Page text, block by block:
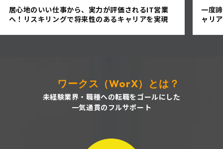
居心地のいい仕事から、実力が評価されるIT営業
へ！リスキリングで将来性のあるキャリアを実現
一度
ャリ
ワークス（WorX）とは？
未経験業界・職種への転職をゴールにした
一気通貫のフルサポート